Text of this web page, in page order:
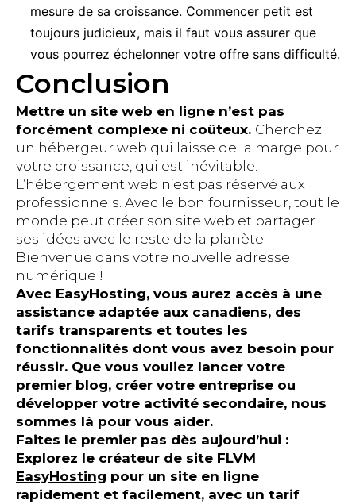
mesure de sa croissance. Commencer petit est
toujours judicieux, mais il faut vous assurer que
vous pourrez échelonner votre offre sans difficulté.
Conclusion
Mettre un site web en ligne n’est pas
forcément complexe ni coûteux. Cherchez
un hébergeur web qui laisse de la marge pour
votre croissance, qui est inévitable.
L’hébergement web n’est pas réservé aux
professionnels. Avec le bon fournisseur, tout le
monde peut créer son site web et partager
ses idées avec le reste de la planète.
Bienvenue dans votre nouvelle adresse
numérique !
Avec EasyHosting, vous aurez accès à une
assistance adaptée aux canadiens, des
tarifs transparents et toutes les
fonctionnalités dont vous avez besoin pour
réussir. Que vous vouliez lancer votre
premier blog, créer votre entreprise ou
développer votre activité secondaire, nous
sommes là pour vous aider.
Faites le premier pas dès aujourd’hui :
Explorez le créateur de site FLVM
EasyHosting pour un site en ligne
rapidement et facilement, avec un tarif